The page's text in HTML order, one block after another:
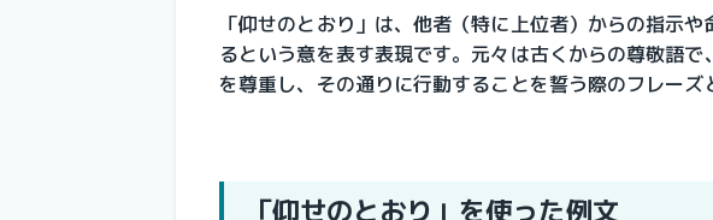
「仰せのとおり」は、他者（特に上位者）からの指示
るという意を表す表現です。元々は古くからの尊敬語
を尊重し、その通りに行動することを誓う際のフレーズ
「仰せのとおり」を使った例文